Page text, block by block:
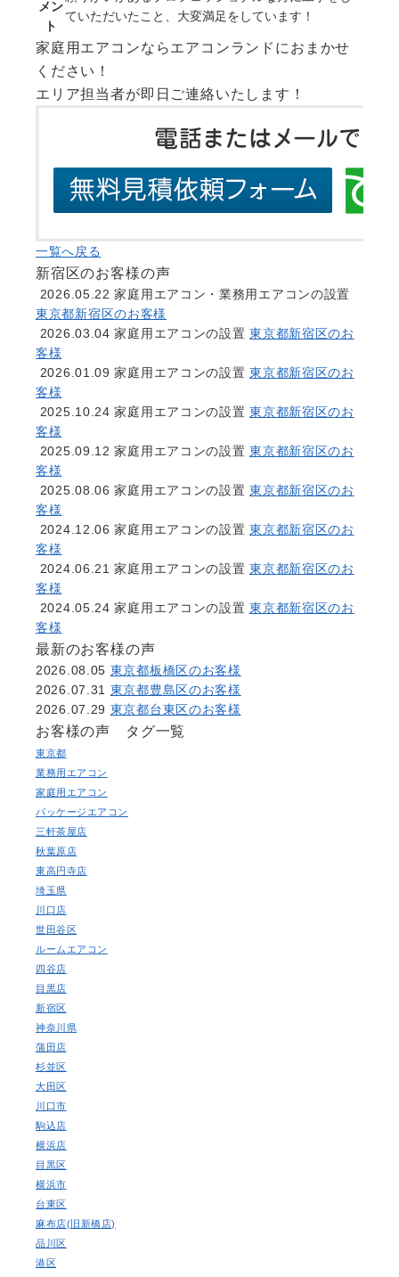
メン
ト
ていただいたこと、大変満足をしています！
家庭用エアコンならエアコンランドにおまかせ
ください！
エリア担当者が即日ご連絡いたします！
一覧へ戻る
新宿区のお客様の声
2026.05.22 家庭用エアコン・業務用エアコンの設置
東京都新宿区のお客様
2026.03.04 家庭用エアコンの設置 東京都新宿区のお
客様
2026.01.09 家庭用エアコンの設置 東京都新宿区のお
客様
2025.10.24 家庭用エアコンの設置 東京都新宿区のお
客様
2025.09.12 家庭用エアコンの設置 東京都新宿区のお
客様
2025.08.06 家庭用エアコンの設置 東京都新宿区のお
客様
2024.12.06 家庭用エアコンの設置 東京都新宿区のお
客様
2024.06.21 家庭用エアコンの設置 東京都新宿区のお
客様
2024.05.24 家庭用エアコンの設置 東京都新宿区のお
客様
最新のお客様の声
2026.08.05 東京都板橋区のお客様
2026.07.31 東京都豊島区のお客様
2026.07.29 東京都台東区のお客様
お客様の声 タグ一覧
東京都
業務用エアコン
家庭用エアコン
パッケージエアコン
三軒茶屋店
秋葉原店
東高円寺店
埼玉県
川口店
世田谷区
ルームエアコン
四谷店
目黒店
新宿区
神奈川県
蒲田店
杉並区
大田区
川口市
駒込店
横浜店
目黒区
横浜市
台東区
麻布店(旧新橋店)
品川区
港区